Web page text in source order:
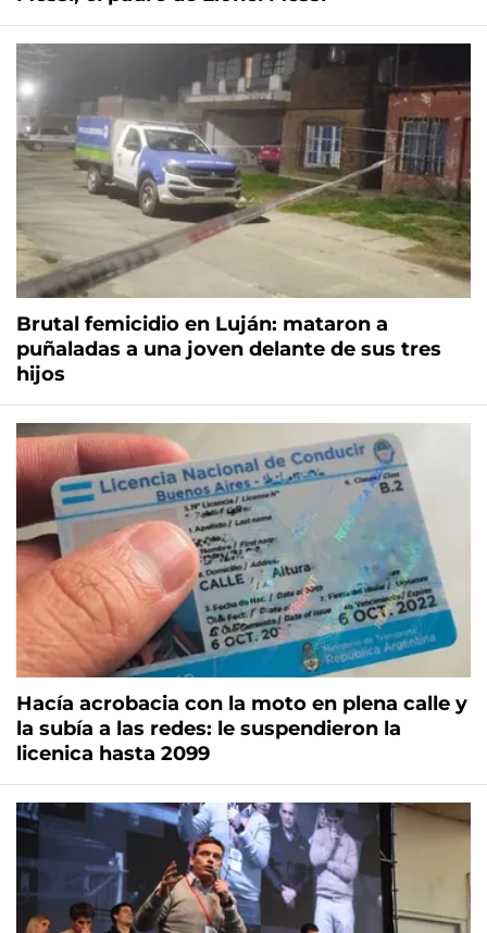
Brutal femicidio en Luján: mataron a
puñaladas a una joven delante de sus tres
hijos
Hacía acrobacia con la moto en plena calle y
la subía a las redes: le suspendieron la
licenica hasta 2099